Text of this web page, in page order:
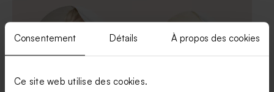
Consentement Détails À propos des cookies
Ce site web utilise des cookies.